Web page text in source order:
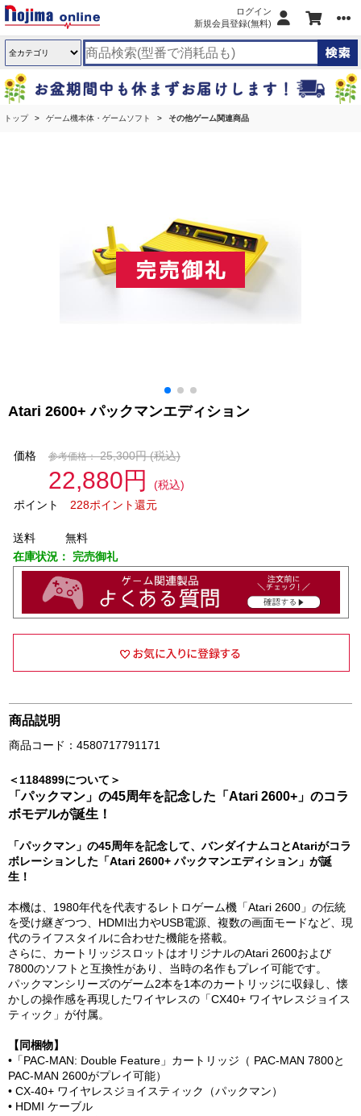
ログイン
新規会員登録(無料)
トップ ゲーム機本体・ゲームソフト その他ゲーム関連商品
Atari 2600+ パックマンエディション
価格 参考価格： 25,300円(税込)
22,880円
(税込)
ポイント
228ポイント還元
送料
無料
在庫状況： 完売御礼
商品説明
商品コード：4580717791171
＜1184899について＞
「パックマン」の45周年を記念した「Atari 2600+」のコラ
ボモデルが誕生！
「パックマン」の45周年を記念して、バンダイナムコとAtariがコラ
ボレーションした「Atari 2600+ パックマンエディション」が誕
生！
本機は、1980年代を代表するレトロゲーム機「Atari 2600」の伝統
を受け継ぎつつ、HDMI出力やUSB電源、複数の画面モードなど、現
代のライフスタイルに合わせた機能を搭載。
さらに、カートリッジスロットはオリジナルのAtari 2600および
7800のソフトと互換性があり、当時の名作もプレイ可能です。
パックマンシリーズのゲーム2本を1本のカートリッジに収録し、懐
かしの操作感を再現したワイヤレスの「CX40+ ワイヤレスジョイス
ティック」が付属。
【同梱物】
•「PAC-MAN: Double Feature」カートリッジ（ PAC-MAN 7800と
PAC-MAN 2600がプレイ可能）
• CX-40+ ワイヤレスジョイスティック（パックマン）
• HDMI ケーブル